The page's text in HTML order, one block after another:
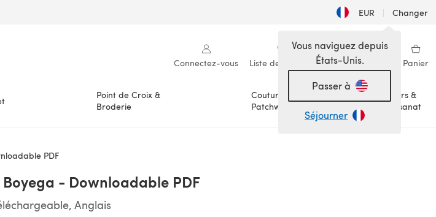
EUR | Changer
Connectez-vous Liste de souhaits Ma bibliothèque Panier
Point de Croix &
Broderie
Couture &
Patchwork
Loisirs &
Artisanat
Vous naviguez depuis
États-Unis.
Passer à
Séjourner
PDF
Boyega - Downloadable PDF
Anglais